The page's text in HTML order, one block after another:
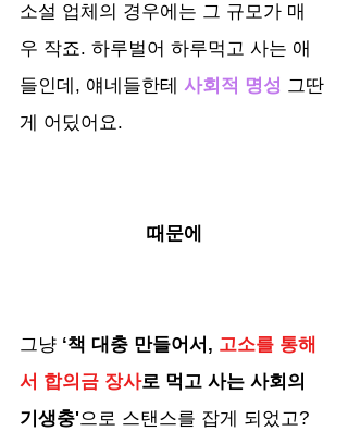
소설 업체의 경우에는 그 규모가 매
우 작죠. 하루벌어 하루먹고 사는 애
들인데, 얘네들한테 사회적 명성 그딴
게 어딨어요.
때문에
그냥 ‘책 대충 만들어서, 고소를 통해
서 합의금 장사로 먹고 사는 사회의
기생충'으로 스탠스를 잡게 되었고?